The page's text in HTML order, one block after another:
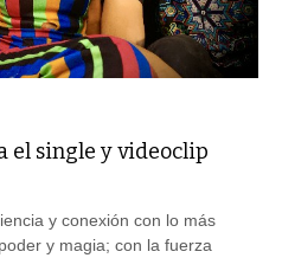
el single y videoclip
y conexión con lo más
y magia; con la fuerza